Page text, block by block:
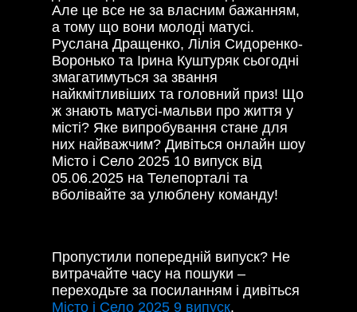
Але це все не за власним бажанням,
а тому що вони молоді матусі.
Руслана Дращенко, Лілія Сидоренко-
Воронько та Ірина Куштуряк сьогодні
змагатимуться за звання
найкмітливіших та головний приз! Що
ж знають матусі-мальви про життя у
місті? Яке випробування стане для
них найважчим? Дивіться онлайн шоу
Місто і Село 2025 10 випуск від
05.06.2025 на Телепорталі та
вболівайте за улюблену команду!
Пропустили попередній випуск? Не
витрачайте часу на пошуки –
переходьте за посиланням і дивіться
Місто і Село 2025 9 випуск.